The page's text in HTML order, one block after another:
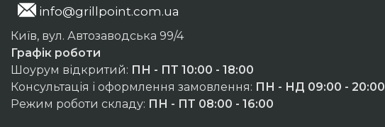
info@grillpoint.com.ua
Київ, вул. Автозаводська 99/4
Графік роботи
Шоурум відкритий: ПН - ПТ 10:00 - 18:00
Консультація і оформлення замовлення: ПН - НД 09:00 - 20:00
Режим роботи складу: ПН - ПТ 08:00 - 16:00